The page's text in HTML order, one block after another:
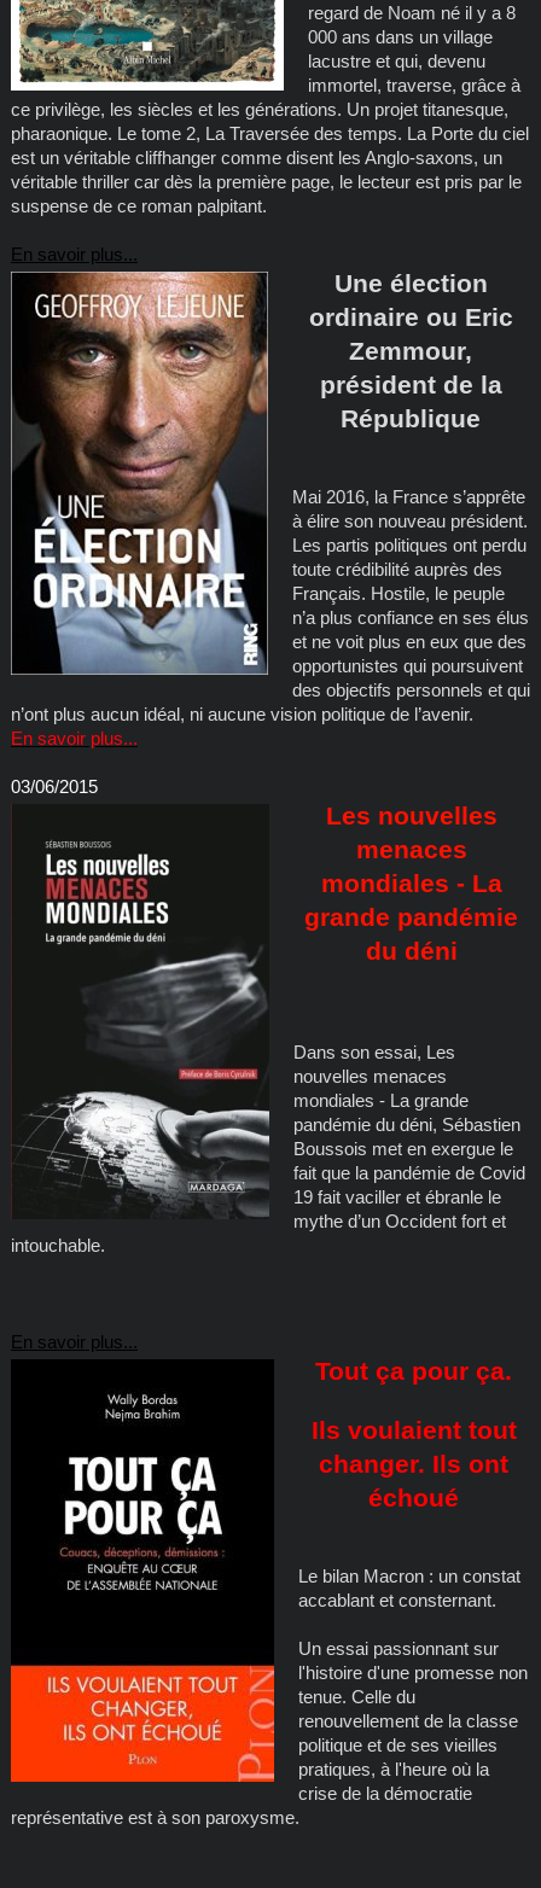
regard de Noam né il y a 8
000 ans dans un village
lacustre et qui, devenu
immortel, traverse, grâce à
ce privilège, les siècles et les générations. Un projet titanesque,
pharaonique. Le tome 2, La Traversée des temps. La Porte du ciel
est un véritable cliffhanger comme disent les Anglo-saxons, un
véritable thriller car dès la première page, le lecteur est pris par le
suspense de ce roman palpitant.
En savoir plus...
Une élection
ordinaire ou Eric
Zemmour,
président de la
République
Mai 2016, la France s’apprête
à élire son nouveau président.
Les partis politiques ont perdu
toute crédibilité auprès des
Français. Hostile, le peuple
n’a plus confiance en ses élus
et ne voit plus en eux que des
opportunistes qui poursuivent
des objectifs personnels et qui
n’ont plus aucun idéal, ni aucune vision politique de l’avenir.
En savoir plus...
03/06/2015
Les nouvelles
menaces
mondiales - La
grande pandémie
du déni
Dans son essai, Les
nouvelles menaces
mondiales - La grande
pandémie du déni, Sébastien
Boussois met en exergue le
fait que la pandémie de Covid
19 fait vaciller et ébranle le
mythe d’un Occident fort et
intouchable.
En savoir plus...
Tout ça pour ça.
Ils voulaient tout
changer. Ils ont
échoué
Le bilan Macron : un constat
accablant et consternant.
Un essai passionnant sur
l'histoire d'une promesse non
tenue. Celle du
renouvellement de la classe
politique et de ses vieilles
pratiques, à l'heure où la
crise de la démocratie
représentative est à son paroxysme.